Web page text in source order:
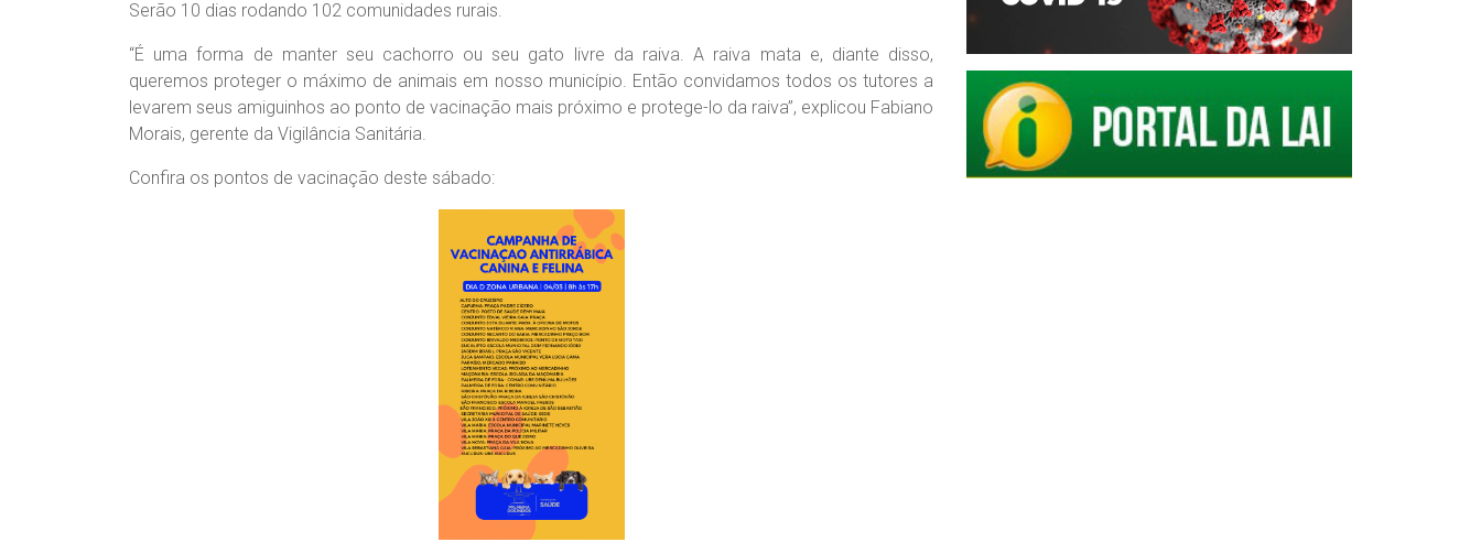
Serão 10 dias rodando 102 comunidades rurais.
“É uma forma de manter seu cachorro ou seu gato livre da raiva. A raiva mata e, diante disso,
queremos proteger o máximo de animais em nosso município. Então convidamos todos os tutores a
levarem seus amiguinhos ao ponto de vacinação mais próximo e protege-lo da raiva”, explicou Fabiano
Morais, gerente da Vigilância Sanitária.
Confira os pontos de vacinação deste sábado: